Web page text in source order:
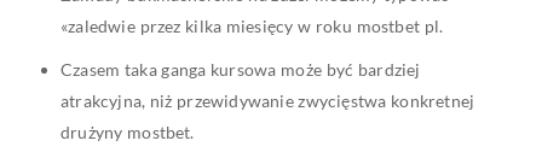
«zaledwie przez kilka miesięcy w roku mostbet pl.
Czasem taka ganga kursowa może być bardziej
atrakcyjna, niż przewidywanie zwycięstwa konkretnej
drużyny mostbet.